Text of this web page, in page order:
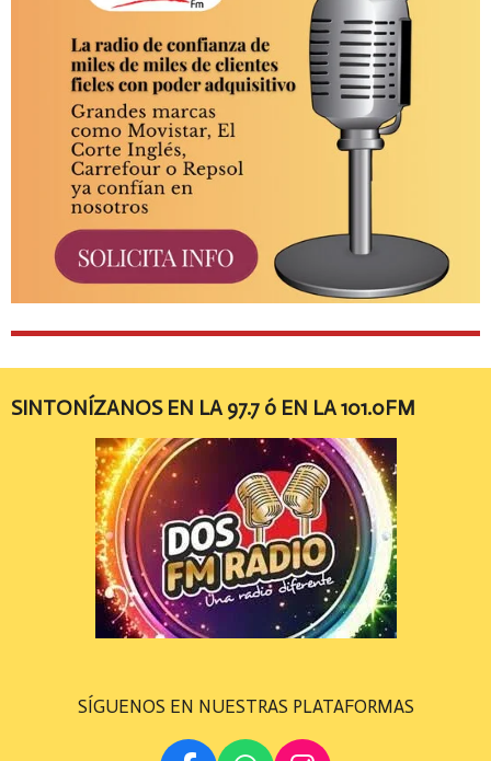
SINTONÍZANOS EN LA 97.7 ó EN LA 101.0FM
SÍGUENOS EN NUESTRAS PLATAFORMAS